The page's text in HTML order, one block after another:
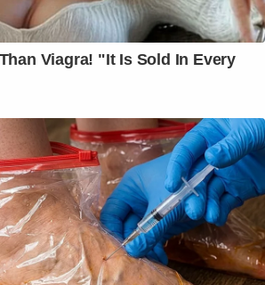
Viagra! "It Is Sold In Every